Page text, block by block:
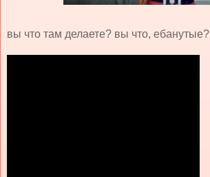
вы что там делаете? вы что, ебанутые?